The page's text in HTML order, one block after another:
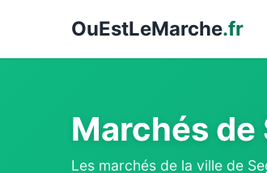
OuEstLeMarche.fr
Marchés de
Les marchés de la ville de